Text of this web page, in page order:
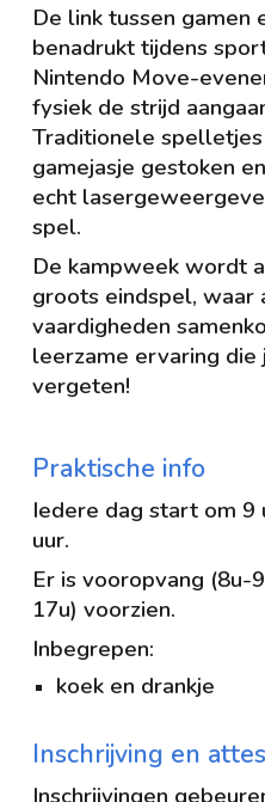
De link tussen
benadrukt tijdens
Nintendo Move-
fysiek de strijd
Traditionele
gamejasje gestoken
echt
spel.
De kampweek wordt
groots eindspel,
vaardigheden
leerzame ervaring
vergeten!
Praktische info
Iedere dag start om 9
uur.
Er is vooropvang (8u-
17u) voorzien.
Inbegrepen:
koek en drankje
Inschrijving en
Inschrijvingen